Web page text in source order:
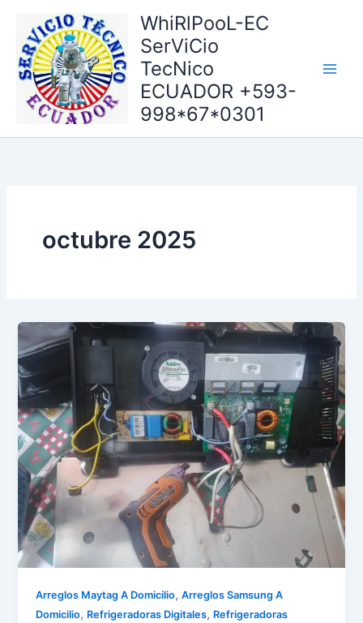
contenido
WhiRlPooL-EC
SerViCio
TecNico
ECUADOR +593-
998*67*0301
octubre 2025
Arreglos Maytag A Domicilio,Arreglos Samsung A
Domicilio, Refrigeradoras Digitales, Refrigeradoras